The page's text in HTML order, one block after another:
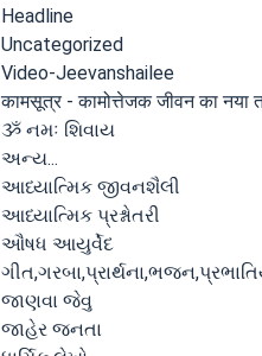
Headline
Uncategorized
Video-Jeevanshailee
कामसूत्र - कामोत्तेजक जीवन का नया
ૐ નમઃ શિવાય
અન્ય...
આધ્યાત્મિક જીવનશૈલી
આધ્યાત્મિક પ્રશ્નોતરી
ઔષધ આયુર્વેદ
જાણવા જેવુ
જાહેર જનતા